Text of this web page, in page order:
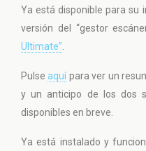
Ya está disponible para su
versión del “gestor
Ultimate”
Pulseaquípara ver un
y un anticipo de los dos
disponibles en breve.
Ya está instalado y